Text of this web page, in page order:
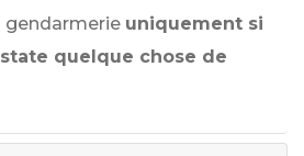
gendarmerie uniquement si
quelque chose de